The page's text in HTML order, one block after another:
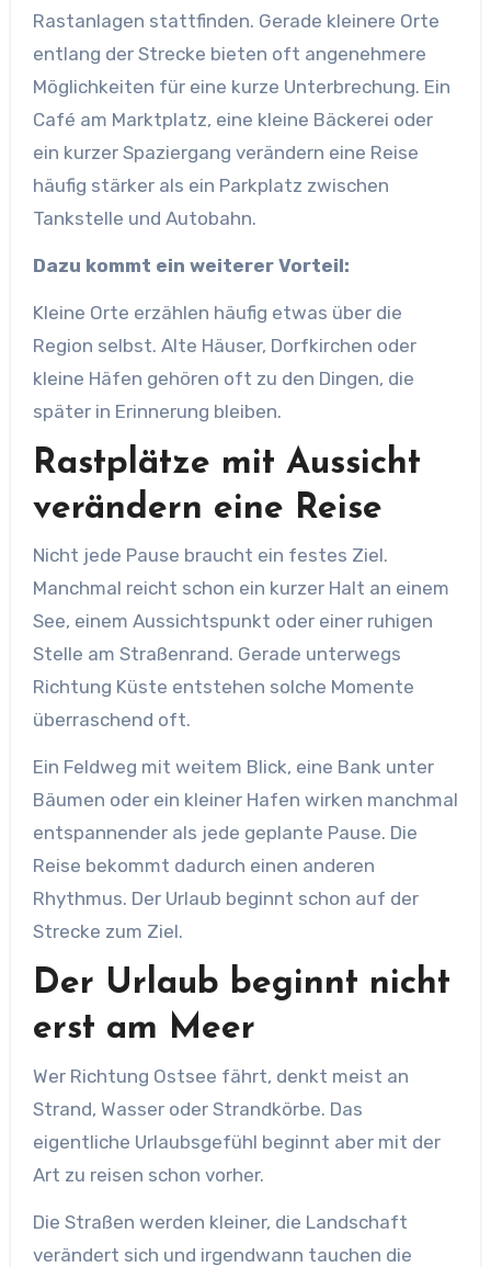
Rastanlagen stattfinden. Gerade kleinere Orte
entlang der Strecke bieten oft angenehmere
Möglichkeiten für eine kurze Unterbrechung. Ein
Café am Marktplatz, eine kleine Bäckerei oder
ein kurzer Spaziergang verändern eine Reise
häufig stärker als ein Parkplatz zwischen
Tankstelle und Autobahn.
Dazu kommt ein weiterer Vorteil:
Kleine Orte erzählen häufig etwas über die
Region selbst. Alte Häuser, Dorfkirchen oder
kleine Häfen gehören oft zu den Dingen, die
später in Erinnerung bleiben.
Rastplätze mit Aussicht
verändern eine Reise
Nicht jede Pause braucht ein festes Ziel.
Manchmal reicht schon ein kurzer Halt an einem
See, einem Aussichtspunkt oder einer ruhigen
Stelle am Straßenrand. Gerade unterwegs
Richtung Küste entstehen solche Momente
überraschend oft.
Ein Feldweg mit weitem Blick, eine Bank unter
Bäumen oder ein kleiner Hafen wirken manchmal
entspannender als jede geplante Pause. Die
Reise bekommt dadurch einen anderen
Rhythmus. Der Urlaub beginnt schon auf der
Strecke zum Ziel.
Der Urlaub beginnt nicht
erst am Meer
Wer Richtung Ostsee fährt, denkt meist an
Strand, Wasser oder Strandkörbe. Das
eigentliche Urlaubsgefühl beginnt aber mit der
Art zu reisen schon vorher.
Die Straßen werden kleiner, die Landschaft
verändert sich und irgendwann tauchen die